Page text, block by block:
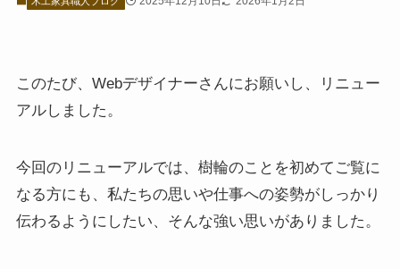
このたび、Webデザイナーさんにお願いし、リニュー
アルしました。
今回のリニューアルでは、樹輪のことを初めてご覧に
なる方にも、私たちの思いや仕事への姿勢がしっかり
伝わるようにしたい、そんな強い思いがありました。